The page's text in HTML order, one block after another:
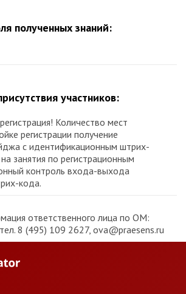
полученных знаний:
участников:
Количество мест
регистрации получение
с идентификационным штрих-
занятия по регистрационным
контроль входа-выхода
кода.
ответственного лица по ОМ:
8 (495) 109 2627, ova@praesens.ru